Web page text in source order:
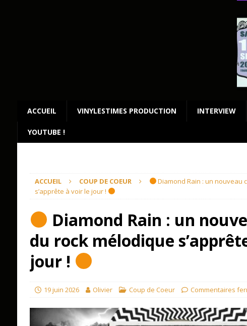
ACCUEIL VINYLESTIMES PRODUCTION INTERVIEW
YOUTUBE !
ACCUEIL COUP DE COEUR
Diamond Rain : un nouveau
s’apprête à voir le jour !
Diamond Rain : un
du rock mélodique
jour !
19 juin 2026 Olivier Coup de Coeur Commentaires